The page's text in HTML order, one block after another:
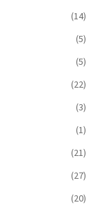
(14)
(5)
(5)
(22)
(3)
(1)
(21)
(27)
(20)